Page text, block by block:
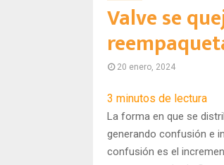
Valve se
20 enero, 2024
3 minutos de lectura
La forma en que se
generando confusión e
confusión es el